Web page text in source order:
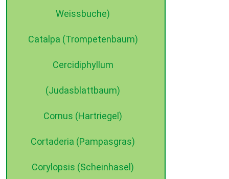
Weissbuche)
Catalpa (Trompetenbaum)
Cercidiphyllum
(Judasblattbaum)
Cornus (Hartriegel)
Cortaderia (Pampasgras)
Corylopsis (Scheinhasel)
©2015 dehne internet